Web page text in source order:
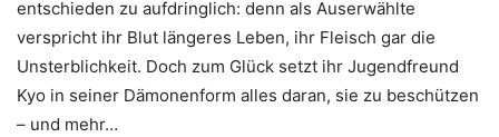
entschieden zu aufdringlich: denn als Auserwählte
verspricht ihr Blut längeres Leben, ihr Fleisch gar die
Unsterblichkeit. Doch zum Glück setzt ihr Jugendfreund
Kyo in seiner Dämonenform alles daran, sie zu beschützen
– und mehr…